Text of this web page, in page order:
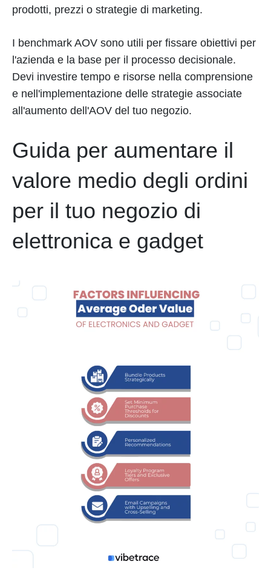
prodotti, prezzi o strategie di marketing.
I benchmark AOV sono utili per fissare obiettivi per
l'azienda e la base per il processo decisionale.
Devi investire tempo e risorse nella comprensione
e nell'implementazione delle strategie associate
all'aumento dell'AOV del tuo negozio.
Guida per aumentare il
valore medio degli ordini
per il tuo negozio di
elettronica e gadget